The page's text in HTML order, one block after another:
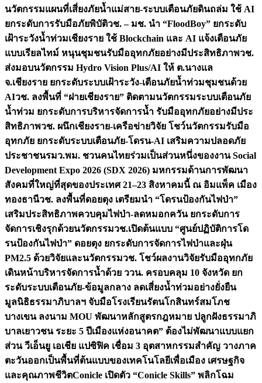
นวัตกรรมแผนที่เสี่ยงภัยน้ำแม่สาย-ระบบเตือนภัยดินถล่ม ใช้ AI
ยกระดับการรับมือภัยพิบัติวช. – มช. นำ “FloodBoy” ยกระดับ
เฝ้าระวังน้ำท่วมเชียงราย ใช้ Blockchain และ AI แจ้งเตือนภัย
แบบเรียลไทม์ หนุนชุมชนรับมืออุทกภัยอย่างมีประสิทธิภาพวช.
ส่งมอบนวัตกรรม Hydro Vision Plus/AI ให้ ต.นางแล
จ.เชียงราย ยกระดับระบบเฝ้าระวัง-เตือนภัยน้ำท่วมชุมชนด้วย
AIวช. ลงพื้นที่ “ฝายเชียงราย” ติดตามนวัตกรรมระบบเตือนภัย
น้ำท่วม ยกระดับการบริหารจัดการน้ำ รับมืออุทกภัยอย่างมีประ
สิทธิภาพวช. ผนึกเชียงราย-เครือข่ายวิจัย โชว์นวัตกรรมรับมือ
อุทกภัย ยกระดับระบบเตือนภัย-โดรน-AI เสริมความปลอดภัย
ประชาชนรมว.พม. ชวนคนไทยร่วมเป็นส่วนหนึ่งของงาน Social
Development Expo 2026 (SDX 2026) มหกรรมด้านการพัฒนา
สังคมที่ใหญ่ที่สุดของประเทศ 21–23 สิงหาคมนี้ ณ อิมแพ็ค เมือง
ทองธานีวช. ลงพื้นที่ดอยตุง เตรียมนำ “โดรนป้องกันไฟป่า”
เสริมประสิทธิภาพควบคุมไฟป่า-ลดหมอกควัน ยกระดับการ
จัดการเชิงรุกด้วยนวัตกรรมวช.เปิดต้นแบบ “ศูนย์ปฏิบัติการโด
รนป้องกันไฟป่า” ดอยตุง ยกระดับการจัดการไฟป่าและฝุ่น
PM2.5 ด้วยวิจัยและนวัตกรรมวช. โชว์ผลงานวิจัยรับมืออุทกภัย
เดินหน้าบริหารจัดการน้ำด้วย ววน. ครอบคลุม 10 จังหวัด ยก
ระดับระบบเตือนภัย-ข้อมูลกลาง ลดเสี่ยงน้ำท่วมอย่างยั่งยืน
มูลนิธิธรรมาภิบาลฯ จับมือโรงเรียนรัตนโกสินทร์สมโภช
บางเขน ลงนาม MOU พัฒนาหลักสูตรกฎหมาย ปลูกฝังธรรมาภิ
บาลเยาวชน ระยะ 5 ปีเมืองแห่งอนาคต” ต้องไม่พัฒนาแบบแยก
ส่วน วีเอ็นยู เอเชีย แปซิฟิค เชื่อม 3 อุตสาหกรรมสำคัญ วางภาค
ตะวันออกเป็นพื้นที่ต้นแบบของเทคโนโลยีเพื่อเมือง เศรษฐกิจ
และคุณภาพชีวิตConicle เปิดตัว “Conicle Skills” พลิกโฉม